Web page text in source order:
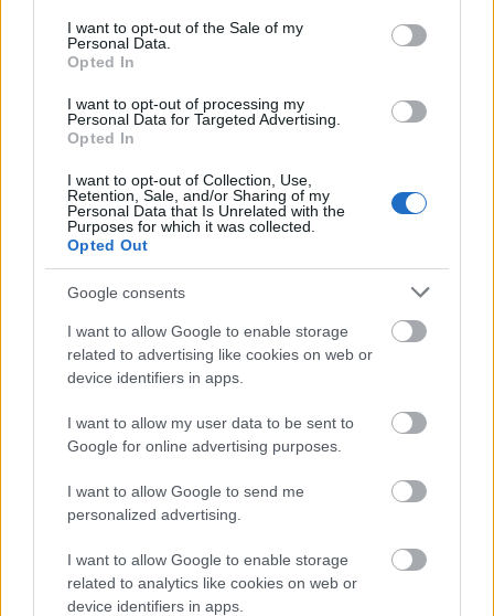
consent section.
I want to opt-out of the Sale of my
Personal Data.
Opted In
I want to opt-out of processing my
Personal Data for Targeted Advertising.
Opted In
I want to opt-out of Collection, Use,
Retention, Sale, and/or Sharing of my
Personal Data that Is Unrelated with the
Purposes for which it was collected.
Opted Out
Google consents
I want to allow Google to enable storage
related to advertising like cookies on web or
device identifiers in apps.
I want to allow my user data to be sent to
Google for online advertising purposes.
I want to allow Google to send me
personalized advertising.
I want to allow Google to enable storage
related to analytics like cookies on web or
device identifiers in apps.
Pesti felvételei lemezgyűjtők kedvelt kincsei,
pályájának olyan szakaszáról adnak képet, melyről
más lenyomat nem maradt fent. Vannak darabok –
interpretációjáról ez az egyetlen lenyomat.
Offenbach művei, Goldmark, Halévy, Meyerbeer és
az Operaház színpadáról. Nyilván több mint
gesztusértékű tett, hogy a háború után szinte
azonnal elővették a Sába királynőjét és a Hoffmann
meséit visszaemelve őket jogos helyükre. Jó oka
lehetett tehát Klemperernek, hogy kezébe vegye a
Hoffmann előadásokat. Egészen különös évek
lehettek ezek. 1949-ben már leereszkedett a
vasfüggöny, az Operaház mégis részben védett
terepnek számított. A háború sebei lassan varosodni
kezdtek. Együtt éltek a csalódott horthysták, a
visszatért zsidók és az égőszemű kommunisták. Egy
házban éltek, közös múzsát szolgáltak.
Megdöbbentő módon mindez szinte tapintható a
Hoffmann felvételen több mint fél évszázad
távlatából. Ugyanígy azt is érezni lehet, mennyire
együtt lélegzett még az előadással a hasonlóan
vegyes összetételű közönség. Mintha szertartáson
vennének részt, egyszeri és megismételhetetlen